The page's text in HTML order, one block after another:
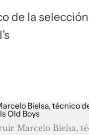
de la
Marcelo Bielsa,